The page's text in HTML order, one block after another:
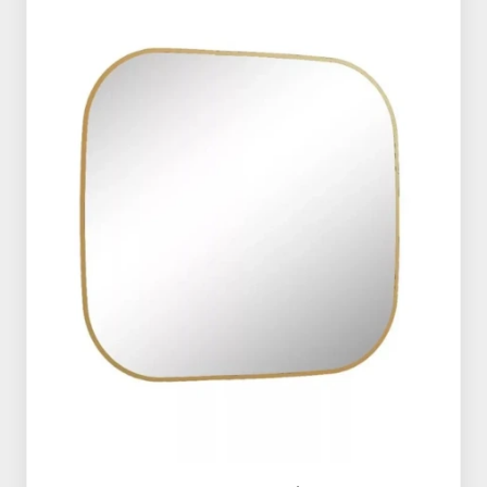
TUBADZIN Touch termékcsalád
TUBADZIN Modern Pearl
termékcsalád
TUBADZIN Fadma termékcsalád
TUBADZIN Tissue termékcsalád
TUBADZIN Shinestone
termékcsalád
TUBADZIN Macchia termékcsalád
TILEZZA Vero termékcsalád
MARAZZI Clays termékcsalád
MARAZZI Oltre termékcsalád
MARAZZI Treverklook termékcsalád
MARAZZI Treverkfusion
termékcsalád
MARAZZI Vivo termékcsalád
MARAZZI Alma termékcsalád
MARAZZI Progress termékcsalád